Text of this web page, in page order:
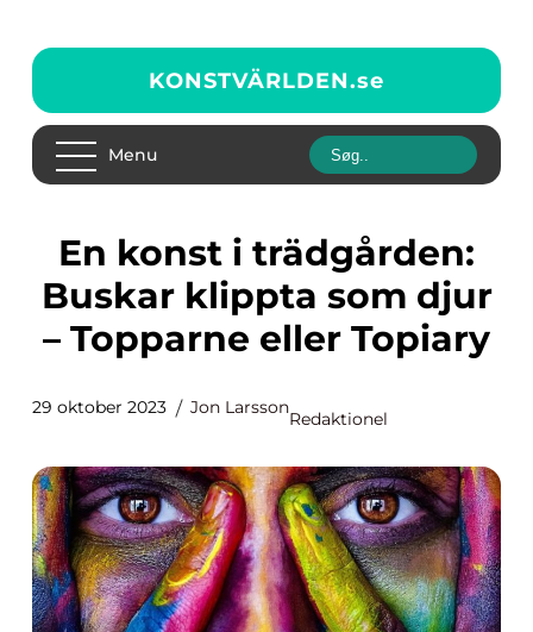
KONSTVÄRLDEN.se
Menu
En konst i trädgården:
Buskar klippta som djur
– Topparne eller Topiary
29 oktober 2023 Jon Larsson
Redaktionel